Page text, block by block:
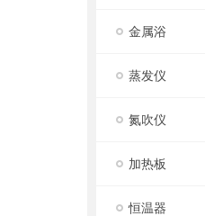
金属浴
蒸发仪
氮吹仪
加热板
恒温器